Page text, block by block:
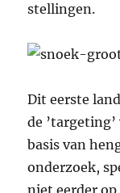
stellingen.
Dit eerste
de
basis van
onderzoek,